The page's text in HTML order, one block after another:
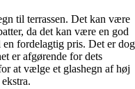
til terrassen. Det kan være
da det kan være en god
fordelagtig pris. Det er dog
er afgørende for dets
at vælge et glashegn af høj